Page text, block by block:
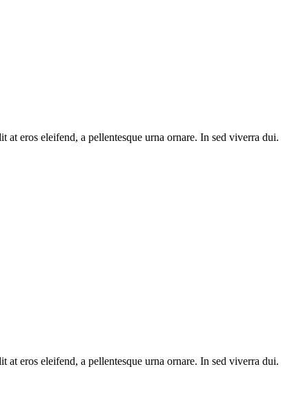
eros eleifend, a pellentesque urna ornare. In sed viverra dui.
eros eleifend, a pellentesque urna ornare. In sed viverra dui.